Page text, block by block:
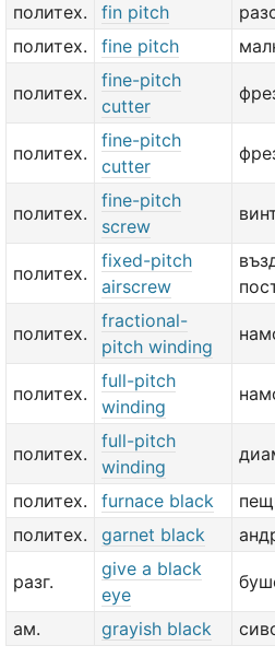
политех.
fin pitch
политех.
fine pitch
политех.
fine-pitch
cutter
политех.
fine-pitch
cutter
политех.
fine-pitch
screw
политех.
fixed-pitch
airscrew
политех.
fractional-
pitch winding
политех.
full-pitch
winding
политех.
full-pitch
winding
политех. furnace black
политех.
garnet black
разг.
give a black
eye
ам. grayish black